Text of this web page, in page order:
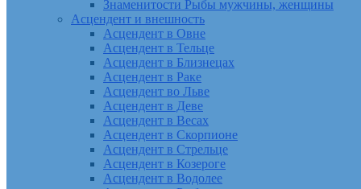
Знаменитости Рыбы мужчины, женщины
Асцендент и внешность
Асцендент в Овне
Асцендент в Тельце
Асцендент в Близнецах
Асцендент в Раке
Асцендент во Льве
Асцендент в Деве
Асцендент в Весах
Асцендент в Скорпионе
Асцендент в Стрельце
Асцендент в Козероге
Асцендент в Водолее